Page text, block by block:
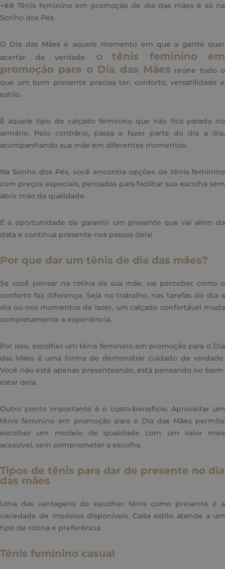
+## Tênis feminino em promoção de dia das mães é só na
Sonho dos Pés
O Dia das Mães é aquele momento em que a gente quer
acertar de verdade. O tênis feminino em
promoção para o Dia das Mães reúne tudo o
que um bom presente precisa ter: conforto, versatilidade e
estilo.
É aquele tipo de calçado feminino que não fica parado no
armário. Pelo contrário, passa a fazer parte do dia a dia,
acompanhando sua mãe em diferentes momentos.
Na Sonho dos Pés, você encontra opções de tênis feminino
com preços especiais, pensadas para facilitar sua escolha sem
abrir mão da qualidade.
É a oportunidade de garantir um presente que vai além da
data e continua presente nos passos dela!
Por que dar um tênis de dia das mães?
Se você pensar na rotina da sua mãe, vai perceber como o
conforto faz diferença. Seja no trabalho, nas tarefas do dia a
dia ou nos momentos de lazer, um calçado confortável muda
completamente a experiência.
Por isso, escolher um tênis feminino em promoção para o Dia
das Mães é uma forma de demonstrar cuidado de verdade.
Você não está apenas presenteando, está pensando no bem-
estar dela.
Outro ponto importante é o custo-benefício. Aproveitar um
tênis feminino em promoção para o Dia das Mães permite
escolher um modelo de qualidade com um valor mais
acessível, sem comprometer a escolha.
Tipos de tênis para dar de presente no dia
das mães
Uma das vantagens de escolher tênis como presente é a
variedade de modelos disponíveis. Cada estilo atende a um
tipo de rotina e preferência.
Tênis feminino casual